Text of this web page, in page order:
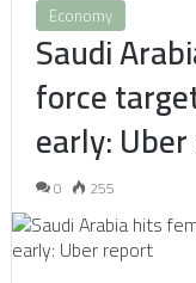
Economy
Saudi
force
early:
0 255